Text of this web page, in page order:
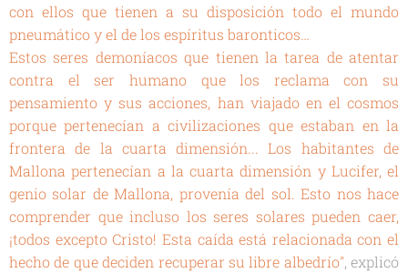
con ellos que tienen a su disposición todo el mundo
pneumático y el de los espíritus baronticos…
Estos seres demoníacos que tienen la tarea de atentar
contra el ser humano que los reclama con su
pensamiento y sus acciones, han viajado en el cosmos
porque pertenecían a civilizaciones que estaban en la
frontera de la cuarta dimensión... Los habitantes de
Mallona pertenecían a la cuarta dimensión y Lucifer, el
genio solar de Mallona, provenía del sol. Esto nos hace
comprender que incluso los seres solares pueden caer,
¡todos excepto Cristo! Esta caída está relacionada con el
hecho de que deciden recuperar su libre albedrío", explicó